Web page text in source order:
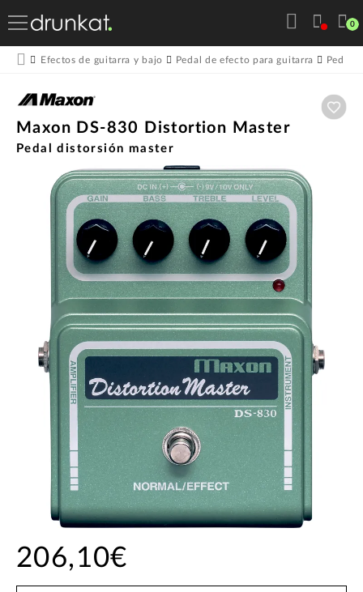
0
Efectos de guitarra y bajo Pedal de efecto para guitarra
Maxon DS-830 Distortion Master
Pedal distorsión master
206,10€